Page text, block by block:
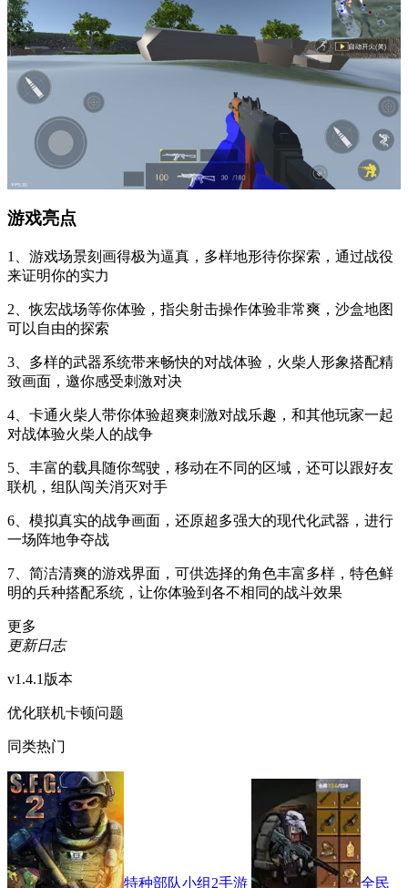
游戏亮点
1、游戏场景刻画得极为逼真，多样地形待你探索，通过战役
来证明你的实力
2、恢宏战场等你体验，指尖射击操作体验非常爽，沙盒地图
可以自由的探索
3、多样的武器系统带来畅快的对战体验，火柴人形象搭配精
致画面，邀你感受刺激对决
4、卡通火柴人带你体验超爽刺激对战乐趣，和其他玩家一起
对战体验火柴人的战争
5、丰富的载具随你驾驶，移动在不同的区域，还可以跟好友
联机，组队闯关消灭对手
6、模拟真实的战争画面，还原超多强大的现代化武器，进行
一场阵地争夺战
7、简洁清爽的游戏界面，可供选择的角色丰富多样，特色鲜
明的兵种搭配系统，让你体验到各不相同的战斗效果
更多
更新日志
v1.4.1版本
优化联机卡顿问题
同类热门
特种部队小组2手游 全民